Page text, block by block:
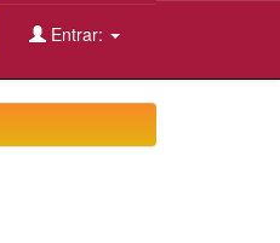
Entrar: